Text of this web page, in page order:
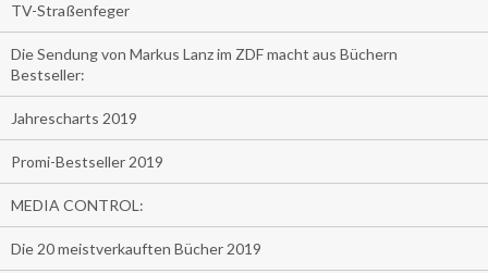
TV-Straßenfeger
Die Sendung von Markus Lanz im ZDF macht aus Büchern
Bestseller:
Jahrescharts 2019
Promi-Bestseller 2019
MEDIA CONTROL:
Die 20 meistverkauften Bücher 2019